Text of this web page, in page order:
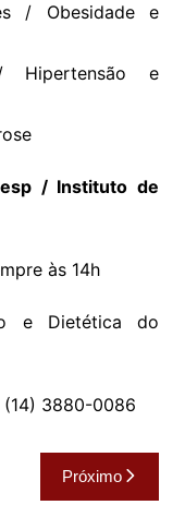
/ Obesidade e
e
/ Instituto de
às 14h
e Dietética do
3880-0086
Próximo